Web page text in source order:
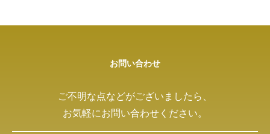
お問い合わせ
ご不明な点などがございましたら、
お気軽にお問い合わせください。